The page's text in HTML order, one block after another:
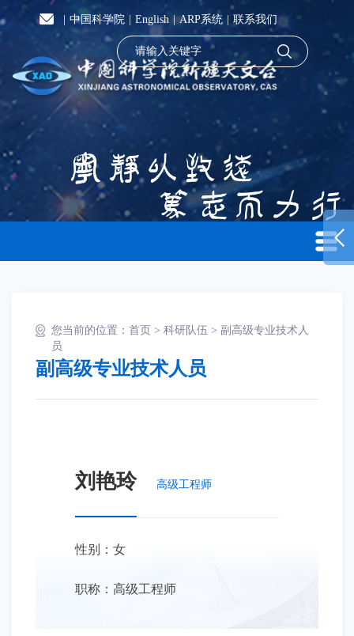
中国科学院 English |ARP系统 联系我们
您当前的位置： 首页 > 科研队伍 > 副高级专业技术人
员
副高级专业技术人员
刘艳玲 高级工程师
性别：女
职称：高级工程师